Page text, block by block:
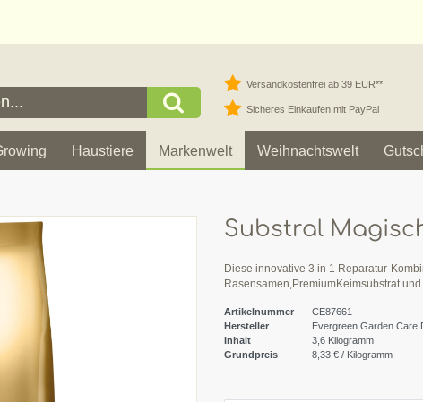
Versandkostenfrei ab 39 EUR**
Sicheres Einkaufen mit PayPal
Haustiere Markenwelt Weihnachtswelt
Substral
Diese innovative 3 in 1 Reparatur-
Rasensamen,PremiumKeimsubstrat und
Artikelnummer
CE87661
Hersteller
Evergreen Garden Care
Inhalt
3,6 Kilogramm
Grundpreis
8,33 € / Kilogramm